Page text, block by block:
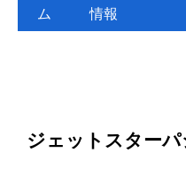
ム 情報
ジェットスター